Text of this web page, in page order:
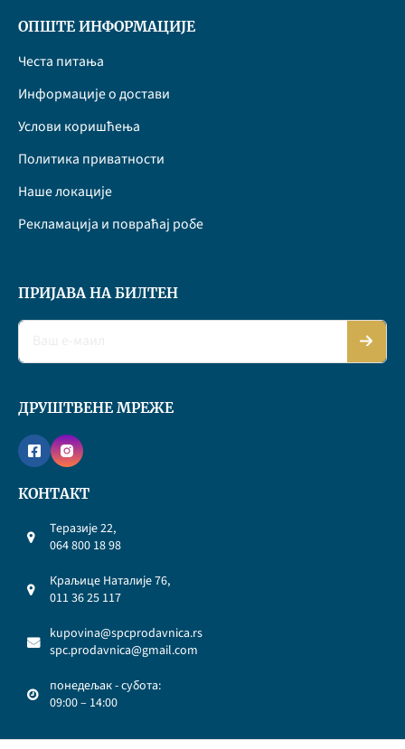
ОПШТЕ ИНФОРМАЦИЈЕ
Честа питања
Информације о достави
Услови коришћења
Политика приватности
Наше локације
Рекламација и повраћај робе
ПРИЈАВА НА БИЛТЕН
ДРУШТВЕНЕ МРЕЖЕ
КОНТАКТ
Теразије 22,
064 800 18 98
Краљице Наталије 76,
011 36 25 117
kupovina@spcprodavnica.rs
spc.prodavnica@gmail.com
понедељак - субота:
09:00 – 14:00